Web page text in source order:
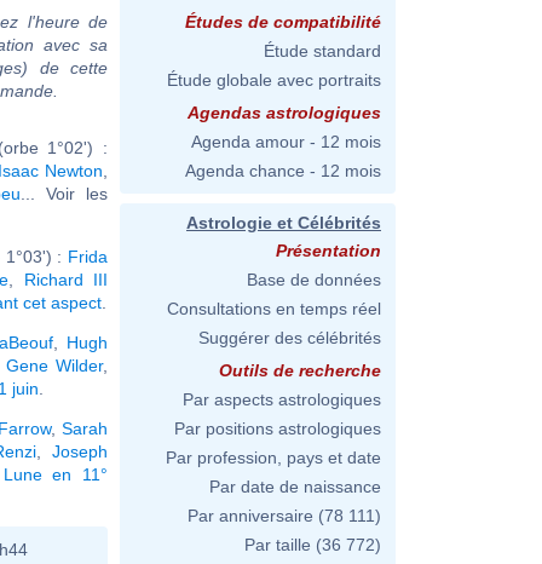
l'heure de
avec sa
de cette
1°02') :
Isaac Newton
... Voir les
: Frida
Richard III
cet aspect
Hugh
Gene Wilder,
juin
,Sarah
,Joseph
en 11°
Études de compatibilité
Étude standard
Étude globale avec portraits
Agendas astrologiques
Agenda amour - 12 mois
Agenda chance - 12 mois
Astrologie et Célébrités
Présentation
Base de données
Consultations en temps réel
Suggérer des célébrités
Outils de recherche
Par aspects astrologiques
Par positions astrologiques
Par profession, pays et date
Par date de naissance
Par anniversaire (78 111)
Par taille (36 772)